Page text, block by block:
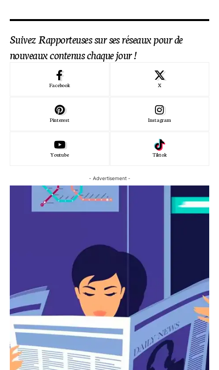
Suivez Rapporteuses sur ses réseaux pour de
nouveaux contenus chaque jour !
Facebook X
Pinterest Instagram
Youtube Tiktok
- Advertisement -